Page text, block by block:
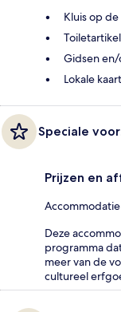
Kluis op
Gidsen
Lokale
Speciale
Prijzen en
Deze
programma
meer van de
cultureel